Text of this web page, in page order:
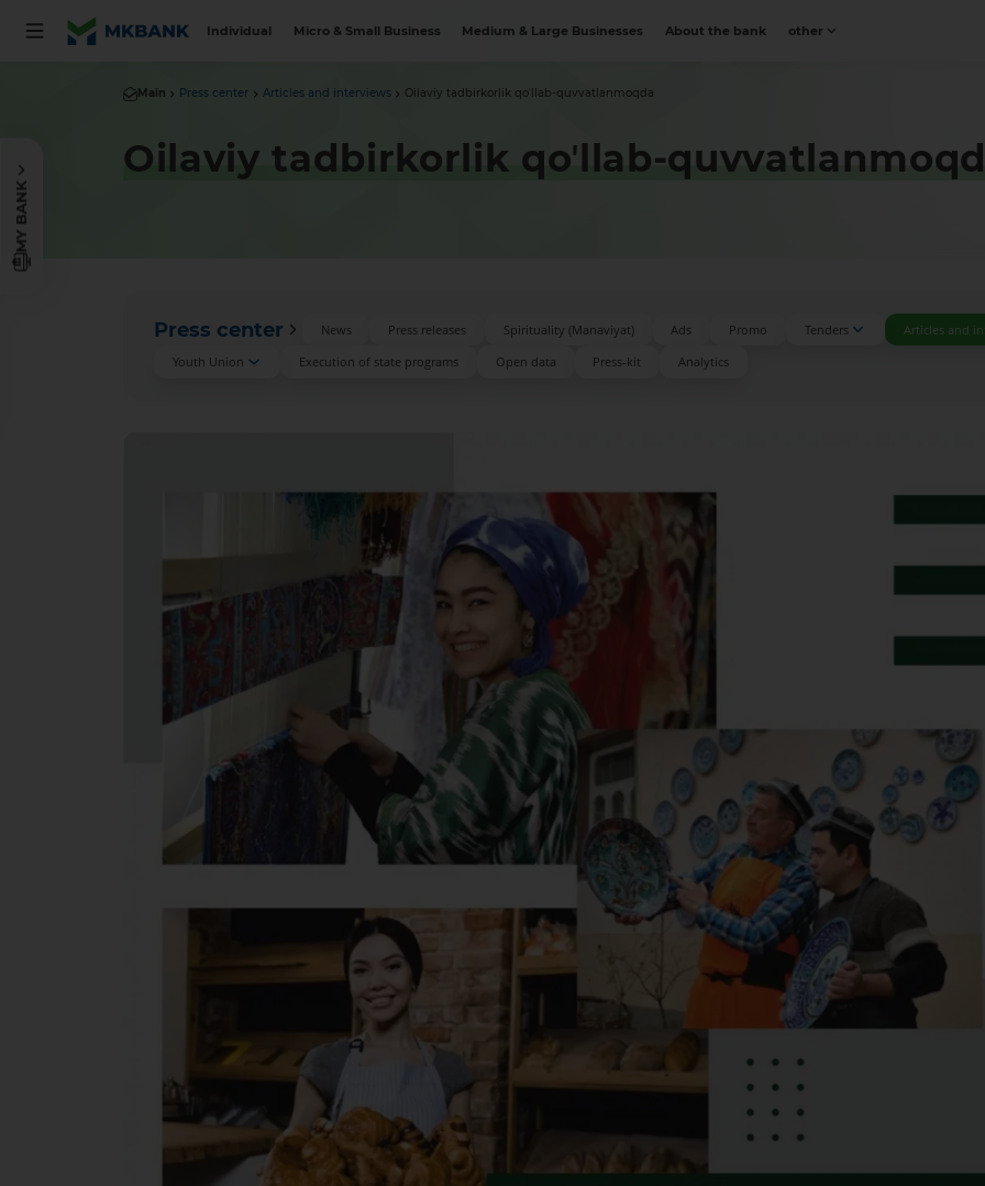
Individual Micro & Small Business Medium & Large Businesses About the bank other
MY BANK
Main Press center Articles and interviews Oilаviy tаdbirkorlik qoʼllаb-quvvаtlаnmoqdа
Oilаviy tаdbirkorlik qoʼllаb-
Press center News Press releases Spirituality (Manaviyat) Ads Promo Tenders Articles and
Youth Union
Execution of state programs Open data Press-kit Аnalytics